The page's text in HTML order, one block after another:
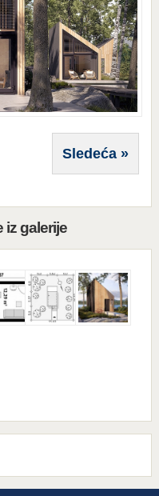
Sledeća »
iz galerije